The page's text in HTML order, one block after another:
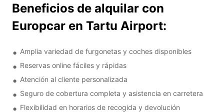
Beneficios de alquilar con
Europcar en Tartu Airport:
Amplia variedad de furgonetas y coches disponibles
Reservas online fáciles y rápidas
Atención al cliente personalizada
Seguro de cobertura completa y asistencia en carretera
Flexibilidad en horarios de recogida y devolución